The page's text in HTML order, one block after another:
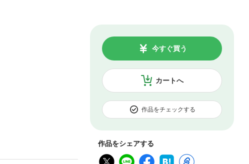
カートへ
今すぐ買う
作品をチェックする
作品をシェアする